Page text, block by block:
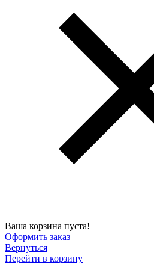
Ваша корзина пуста!
Оформить заказ
Вернуться
Перейти в корзину